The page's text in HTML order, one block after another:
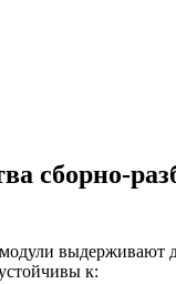
сборно-
выдерживают
к: